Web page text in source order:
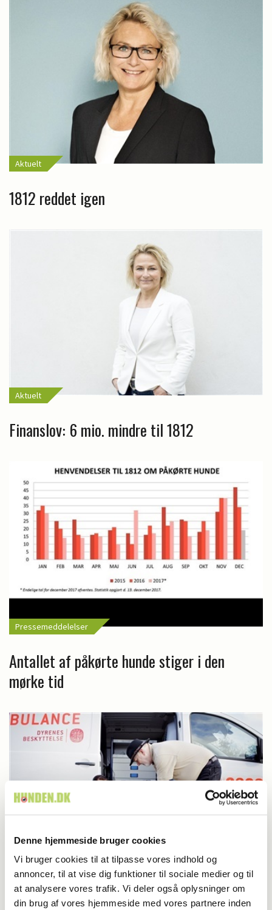
Denne hjemmeside bruger cookies
Vi bruger cookies til at tilpasse vores indhold og
annoncer, til at vise dig funktioner til sociale medier og til
at analysere vores trafik. Vi deler også oplysninger om
din brug af vores hjemmeside med vores partnere inden
Aktuelt
1812 reddet igen
Aktuelt
Finanslov: 6 mio. mindre til 1812
Pressemeddelelser
Antallet af påkørte hunde stiger i den
mørke tid
Aktuelt